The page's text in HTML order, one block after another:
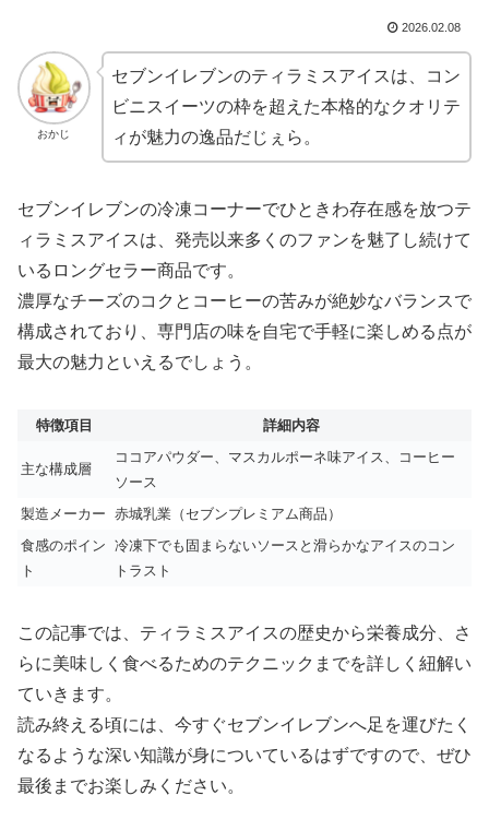
2026.02.08
おかじ
セブンイレブンのティラミスアイスは、コン
ビニスイーツの枠を超えた本格的なクオリテ
ィが魅力の逸品だじぇら。
セブンイレブンの冷凍コーナーでひときわ存在感を放つテ
ィラミスアイスは、発売以来多くのファンを魅了し続けて
いるロングセラー商品です。
濃厚なチーズのコクとコーヒーの苦みが絶妙なバランスで
構成されており、専門店の味を自宅で手軽に楽しめる点が
最大の魅力といえるでしょう。
特徴項目 詳細内容
主な構成層
ココアパウダー、マスカルポーネ味アイス、コーヒー
ソース
製造メーカー 赤城乳業（セブンプレミアム商品）
食感のポイン
ト
冷凍下でも固まらないソースと滑らかなアイスのコン
トラスト
この記事では、ティラミスアイスの歴史から栄養成分、さ
らに美味しく食べるためのテクニックまでを詳しく紐解い
ていきます。
読み終える頃には、今すぐセブンイレブンへ足を運びたく
なるような深い知識が身についているはずですので、ぜひ
最後までお楽しみください。